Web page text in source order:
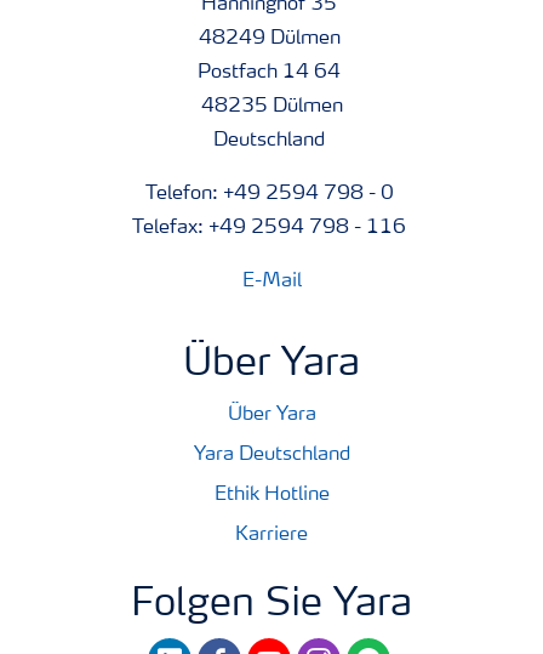
Hanninghof 35
48249 Dülmen
Postfach 14 64
48235 Dülmen
Deutschland
Telefon: +49 2594 798 - 0
Telefax: +49 2594 798 - 116
E-Mail
Über Yara
Über Yara
Yara Deutschland
Ethik Hotline
Karriere
Folgen Sie Yara